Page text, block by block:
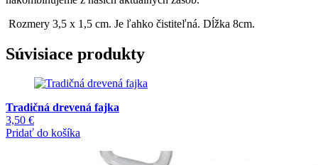
Rozmery 3,5 x 1,5 cm. Je ľahko čistiteľná. Dĺžka 8cm.
Súvisiace produkty
Tradičná drevená fajka
3,50 €
Pridať do košíka